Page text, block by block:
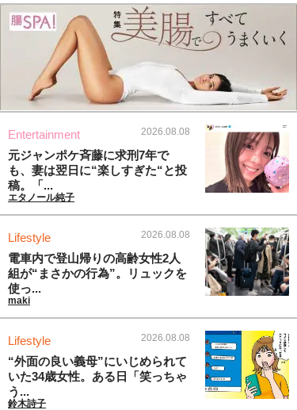
Entertainment 2026.08.08
元ジャンポケ斉藤に求刑7年で
も、妻は翌日に“楽しすぎた“と投
稿。「...
エタノール純子
Lifestyle 2026.08.08
電車内で登山帰りの高齢女性2人
組が“まさかの行為”。リュックを
使っ...
maki
Lifestyle 2026.08.08
“外面の良い義母”にいじめられて
いた34歳女性。ある日「笑っちゃ
う...
鈴木詩子